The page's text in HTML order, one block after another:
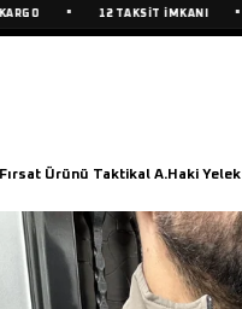
• 12 TAKSİT İMKANI •
Fırsat Ürünü Taktikal A.Haki Yelek